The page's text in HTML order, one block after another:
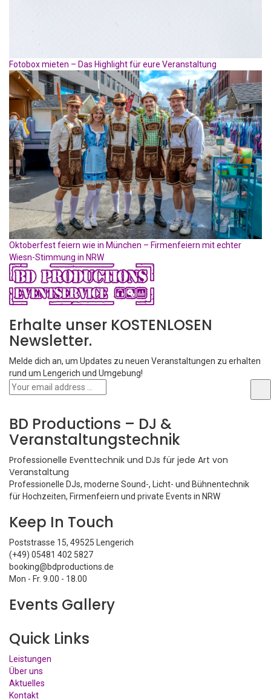
Fotobox mieten – Das Highlight für eure Veranstaltung
Oktoberfest feiern wie in München – Firmenfeiern mit echter
Wiesn-Stimmung in NRW
Erhalte unser KOSTENLOSEN
Newsletter.
Melde dich an, um Updates zu neuen Veranstaltungen zu erhalten
rund um Lengerich und Umgebung!
BD Productions – DJ &
Veranstaltungstechnik
Professionelle Eventtechnik und DJs für jede Art von
Veranstaltung
Professionelle DJs, moderne Sound-, Licht- und Bühnentechnik
für Hochzeiten, Firmenfeiern und private Events in NRW
Keep In Touch
Poststrasse 15, 49525 Lengerich
(+49) 05481 402 5827
booking@bdproductions.de
Mon - Fr. 9.00 - 18.00
Events Gallery
Quick Links
Leistungen
Über uns
Aktuelles
Kontakt